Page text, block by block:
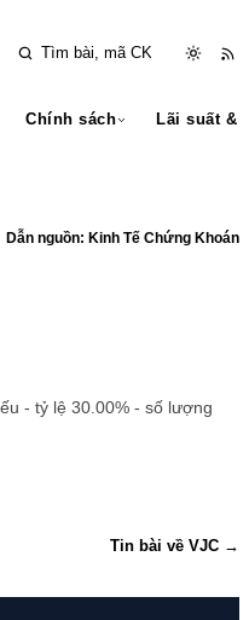
Chính sách Lãi suất &
Dẫn nguồn: Kinh Tế Chứng Khoán
- tỷ lệ 30.00% - số lượng
Tin bài về VJC →